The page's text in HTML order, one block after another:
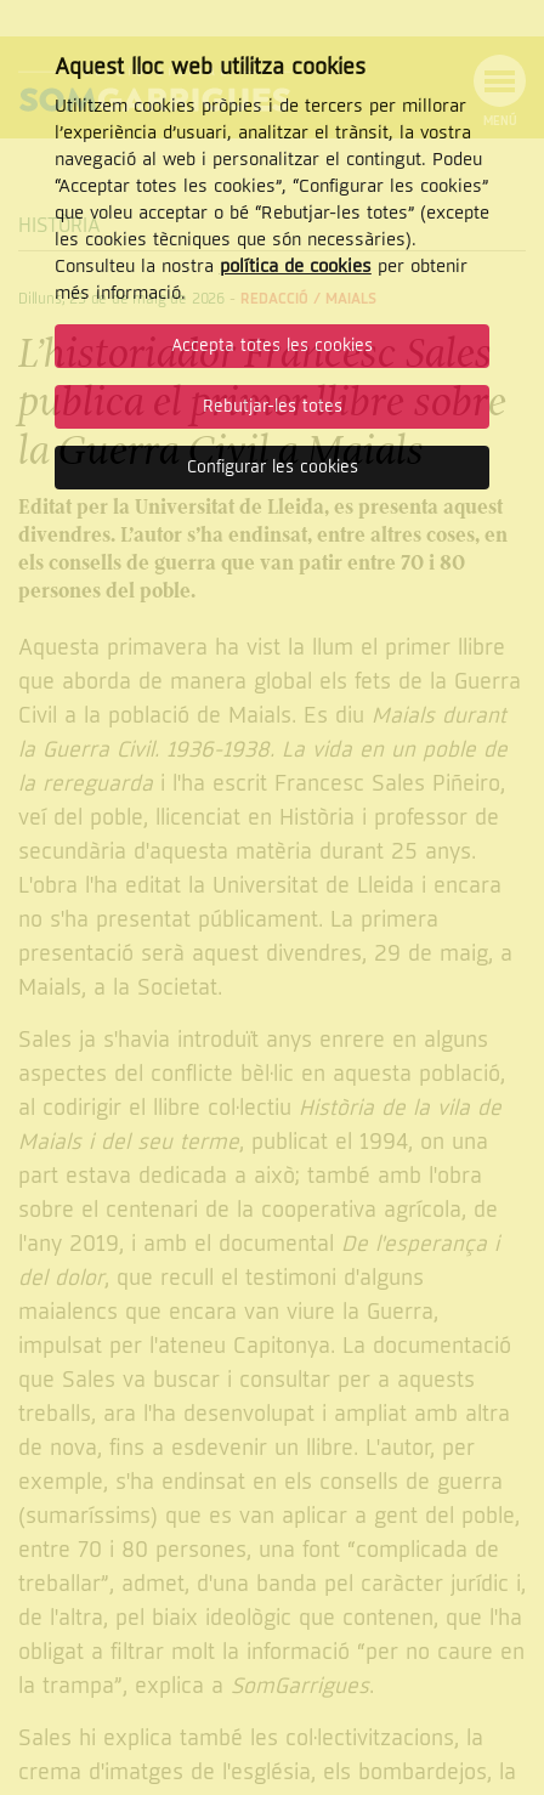
NAVEGACIÓ
MENÚ
Cercar
CERCAR
HISTÒRIA
Dilluns, 25 de de maig de 2026 - REDACCIÓ / MAIALS
L’historiador Francesc Sales
publica el primer llibre sobre
la Guerra Civil a Maials
Editat per la Universitat de Lleida, es presenta aquest
divendres. L’autor s’ha endinsat, entre altres coses, en
els consells de guerra que van patir entre 70 i 80
persones del poble.
Aquesta primavera ha vist la llum el primer llibre
que aborda de manera global els fets de la Guerra
Civil a la població de Maials. Es diu Maials durant
la Guerra Civil. 1936-1938. La vida en un poble de
la rereguarda i l'ha escrit Francesc Sales Piñeiro,
veí del poble, llicenciat en Història i professor de
secundària d'aquesta matèria durant 25 anys.
L'obra l'ha editat la Universitat de Lleida i encara
no s'ha presentat públicament. La primera
presentació serà aquest divendres, 29 de maig, a
Maials, a la Societat.
Sales ja s'havia introduït anys enrere en alguns
aspectes del conflicte bèl·lic en aquesta població,
al codirigir el llibre col·lectiu Història de la vila de
Maials i del seu terme, publicat el 1994, on una
part estava dedicada a això; també amb l'obra
sobre el centenari de la cooperativa agrícola, de
l'any 2019, i amb el documental De l'esperança i
del dolor, que recull el testimoni d'alguns
maialencs que encara van viure la Guerra,
impulsat per l'ateneu Capitonya. La documentació
que Sales va buscar i consultar per a aquests
treballs, ara l'ha desenvolupat i ampliat amb altra
de nova, fins a esdevenir un llibre. L'autor, per
exemple, s'ha endinsat en els consells de guerra
(sumaríssims) que es van aplicar a gent del poble,
entre 70 i 80 persones, una font “complicada de
treballar”, admet, d'una banda pel caràcter jurídic i,
de l'altra, pel biaix ideològic que contenen, que l'ha
obligat a filtrar molt la informació “per no caure en
la trampa”, explica a SomGarrigues.
Sales hi explica també les col·lectivitzacions, la
crema d'imatges de l'església, els bombardejos, la
Aquest lloc web utilitza cookies
Utilitzem cookies pròpies i de tercers per millorar
l’experiència d’usuari, analitzar el trànsit, la vostra
navegació al web i personalitzar el contingut. Podeu
“Acceptar totes les cookies”, “Configurar les cookies”
que voleu acceptar o bé “Rebutjar-les totes” (excepte
les cookies tècniques que són necessàries).
Consulteu la nostra política de cookiesper obtenir
més informació.
Accepta totes les cookies
Rebutjar-les totes
Configurar les cookies